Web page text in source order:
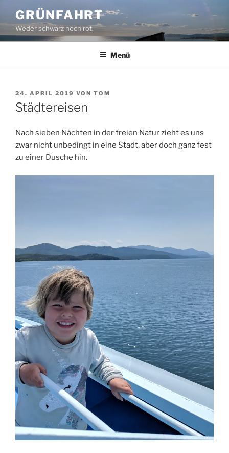
Inhalt
springen
GRÜNFAHRT
Weder schwarz noch rot.
Menü
VERÖFFENTLICHT
AM
24. APRIL 2019 VON TOM
Städtereisen
Nach sieben Nächten in der freien Natur zieht es uns
zwar nicht unbedingt in eine Stadt, aber doch ganz fest
zu einer Dusche hin.